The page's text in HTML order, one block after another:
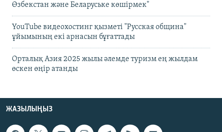
Өзбекстан және Беларуське көшірмек"
YouTube видеохостинг қызметі "Русская община"
ұйымының екі арнасын бұғаттады
Орталық Азия 2025 жылы әлемде туризм ең жылдам
өскен өңір атанды
ЖАЗЫЛЫҢЫЗ